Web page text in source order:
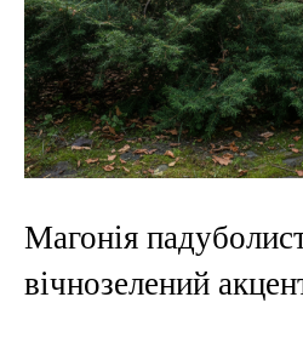
Магонія
вічнозелений